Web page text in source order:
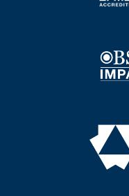
Image
Image